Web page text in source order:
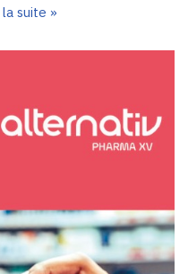
suite »